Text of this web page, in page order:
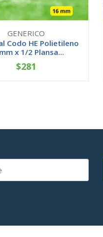
GENERICO
Codo HE Polietileno
x 1/2 Plansa...
+
$281